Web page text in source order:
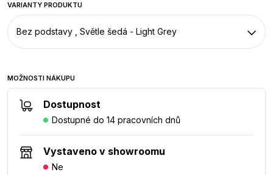
VARIANTY PRODUKTU
Bez podstavy , Světle šedá - Light Grey
MOŽNOSTI NÁKUPU
Dostupnost
Dostupné do 14 pracovních dnů
Vystaveno v showroomu
Ne